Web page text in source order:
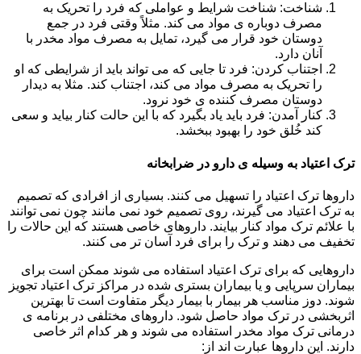
شناخت: شناخت شرایط و عواملی که فرد را تحریک به
مصرف دوباره ی مواد می کند. مثلاً وقتی فرد در جمع
دوستان خود قرار می گیرد، تمایل به مصرف مواد مخدر با
آنان دارد.
اجتناب کردن: فرد تا جایی که می تواند باید از شرایطی که او
را تحریک به مصرف مواد می کند، اجتناب کند. مثلا به دیدار
دوستان مصرف کننده ی خود نرود.
کنار آمدن: فرد باید یاد بگیرد که با این حالت کنار بیاید و سعی
کند خُلق خود را بهبود ببخشد.
ترک اعتیاد به وسیله ی دارو در ضرابخانه
داروها ترک اعتیاد را تسهیل می کنند. بسیاری از افرادی که تصمیم
به ترک اعتیاد می گیرند، روی تصمیم خود نمی مانند چون نمی توانند
با علائم ترک مواد کنار بیایند. داروهای خاصی هستند که این حالات را
تخفیف می دهند و ترک را برای فرد آسان تر می کنند.
داروهایی که برای ترک اعتیاد استفاده می شوند ممکن است برای
بیماران سرپایی و یا بیماران بستری شده در مراکز ترک اعتیاد تجویز
شوند. دوز مناسب هر بیمار با بیمار دیگر متفاوت است تا بهترین
اثربخشی در ترک مواد حاصل شود. داروهای مختلفی در برنامه ی
درمانی ترک مواد مخدر استفاده می شوند و هر کدام اثر خاصی
دارند. این داروها عبارت اند از: